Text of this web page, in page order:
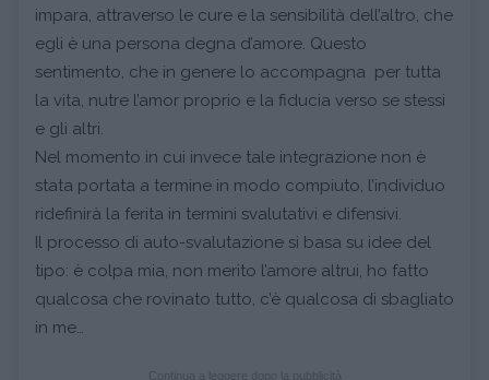
impara, attraverso le cure e la sensibilità dell’altro, che
egli è una persona degna d’amore. Questo
sentimento, che in genere lo accompagna per tutta
la vita, nutre l’amor proprio e la fiducia verso se stessi
e gli altri.
Nel momento in cui invece tale integrazione non è
stata portata a termine in modo compiuto, l’individuo
ridefinirà la ferita in termini svalutativi e difensivi.
Il processo di auto-svalutazione si basa su idee del
tipo: è colpa mia, non merito l’amore altrui, ho fatto
qualcosa che rovinato tutto, c’è qualcosa di sbagliato
in me…